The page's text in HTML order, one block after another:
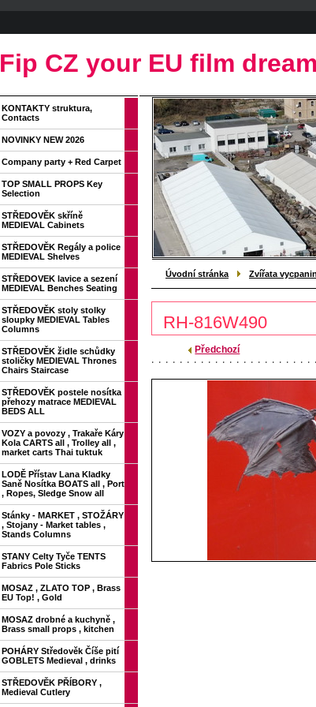
Fip CZ your EU film dream
Úvodní stránka Zvířata
RH-816W490
Předchozí
KONTAKTY struktura,
Contacts
NOVINKY NEW 2026
Company party + Red Carpet
TOP SMALL PROPS Key
Selection
STŘEDOVĚK skříně
MEDIEVAL Cabinets
STŘEDOVĚK Regály a police
MEDIEVAL Shelves
STŘEDOVEK lavice a sezení
MEDIEVAL Benches Seating
STŘEDOVĚK stoly stolky
sloupky MEDIEVAL Tables
Columns
STŘEDOVĚK židle schůdky
stoličky MEDIEVAL Thrones
Chairs Staircase
STŘEDOVĚK postele nosítka
přehozy matrace MEDIEVAL
BEDS ALL
VOZY a povozy , Trakaře Káry
Kola CARTS all , Trolley all ,
market carts Thai tuktuk
LODĚ Přístav Lana Kladky
Saně Nosítka BOATS all , Port
, Ropes, Sledge Snow all
Stánky - MARKET , STOŽÁRY
, Stojany - Market tables ,
Stands Columns
STANY Celty Tyče TENTS
Fabrics Pole Sticks
MOSAZ , ZLATO TOP , Brass
EU Top! , Gold
MOSAZ drobné a kuchyně ,
Brass small props , kitchen
POHÁRY Středověk Číše pití
GOBLETS Medieval , drinks
STŘEDOVĚK PŘÍBORY ,
Medieval Cutlery